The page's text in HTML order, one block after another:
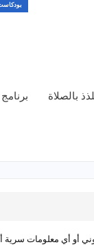
بالصلاة
أو أي معلومات